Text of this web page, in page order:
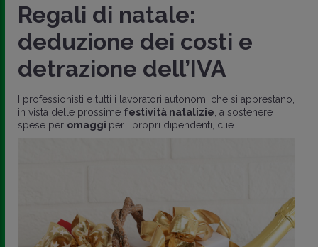
Regali di natale:
deduzione dei costi e
detrazione dell’IVA
I professionisti e tutti i lavoratori autonomi che si apprestano,
in vista delle prossime festività natalizie , a sostenere
spese per omaggi per i propri dipendenti, clie..